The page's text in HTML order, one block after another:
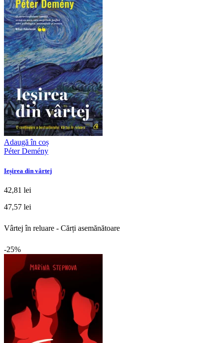
Adaugă în coș
Péter Demény
Ieșirea din vârtej
42,81 lei
47,57 lei
Vârtej în reluare - Cărți asemănătoare
-25%